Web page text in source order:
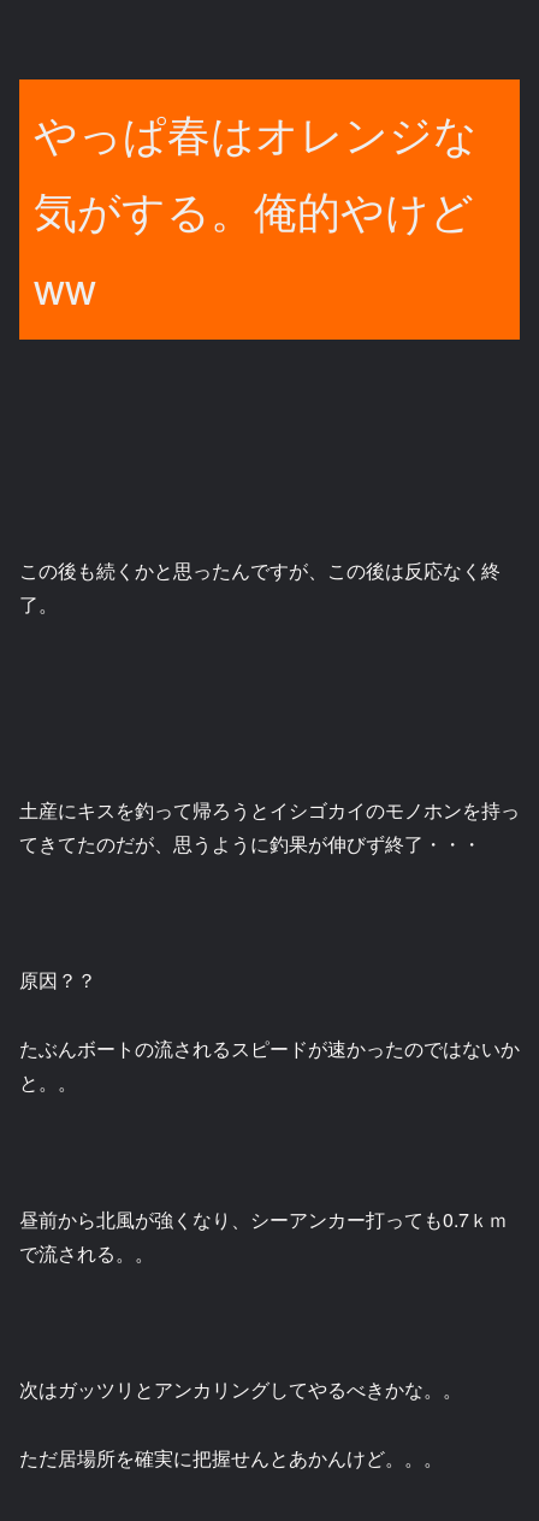
やっぱ春はオレンジな
気がする。俺的やけど
ww
この後も続くかと思ったんですが、この後は反応なく終
了。
土産にキスを釣って帰ろうとイシゴカイのモノホンを持っ
てきてたのだが、思うように釣果が伸びず終了・・・
原因？？
たぶんボートの流されるスピードが速かったのではないか
と。。
昼前から北風が強くなり、シーアンカー打っても0.7ｋｍ
で流される。。
次はガッツリとアンカリングしてやるべきかな。。
ただ居場所を確実に把握せんとあかんけど。。。